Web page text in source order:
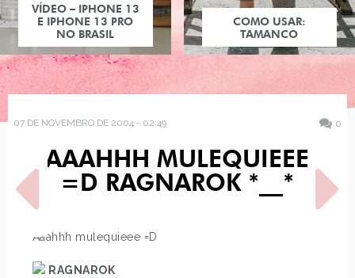
VÍDEO – IPHONE 13
E IPHONE 13 PRO
NO BRASIL
COMO USAR:
TAMANCO
07 DE NOVEMBRO DE 2004 - 02:49 0
AAAHHH MULEQUIEEE
=D RAGNAROK *__*
Aaahhh mulequieee =D
RAGNAROK
POST ANTERIOR